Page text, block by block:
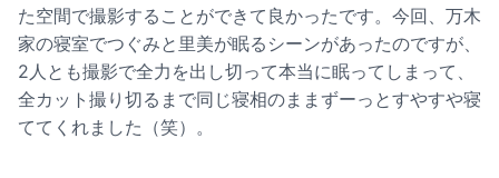
た空間で撮影することができて良かったです。今回、万木
家の寝室でつぐみと里美が眠るシーンがあったのですが、
2人とも撮影で全力を出し切って本当に眠ってしまって、
全カット撮り切るまで同じ寝相のままずーっとすやすや寝
ててくれました（笑）。